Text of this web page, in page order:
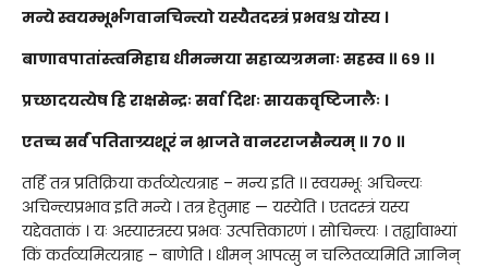
मन्ये स्वयम्भूर्भगवानचिन्त्यो यस्यैतदस्त्रं प्रभवश्च योस्य ।
बाणावपातांस्त्वमिहाद्य धीमन्मया सहाव्यग्रमनाः सहस्व ॥ ६९ ।।
प्रच्छादयत्येष हि राक्षसेन्द्रः सर्वा दिशः सायकवृष्टिजालैः ।
एतच्च सर्वं पतिताग्र्यशूरं न भ्राजते वानरराजसैन्यम् ॥ ७० ॥
तर्हि तत्र प्रतिक्रिया कर्तव्येत्यत्राह – मन्य इति ।। स्वयम्भूः अचिन्त्यः
अचिन्त्यप्रभाव इति मन्ये । तत्र हेतुमाह — यस्येति । एतदस्त्रं यस्य
यद्देवताकं । यः अस्यास्त्रस्य प्रभवः उत्पत्तिकारणं । सोचिन्त्यः । तर्ह्यावाभ्यां
किं कर्तव्यमित्यत्राह – बाणेति । धीमन् आपत्सु न चलितव्यमिति ज्ञानिन्